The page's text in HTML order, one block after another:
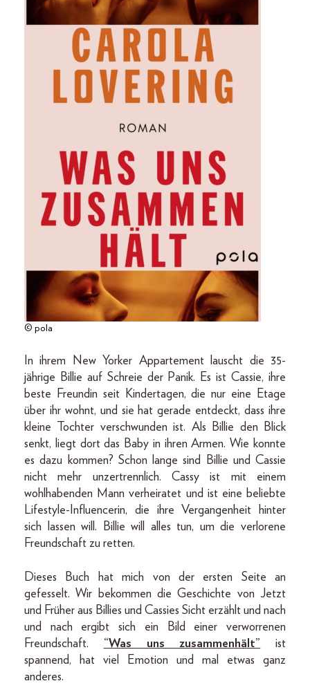
© pola
In ihrem New Yorker Appartement lauscht die 35-
jährige Billie auf Schreie der Panik. Es ist Cassie, ihre
beste Freundin seit Kindertagen, die nur eine Etage
über ihr wohnt, und sie hat gerade entdeckt, dass ihre
kleine Tochter verschwunden ist. Als Billie den Blick
senkt, liegt dort das Baby in ihren Armen. Wie konnte
es dazu kommen? Schon lange sind Billie und Cassie
nicht mehr unzertrennlich. Cassy ist mit einem
wohlhabenden Mann verheiratet und ist eine beliebte
Lifestyle-Influencerin, die ihre Vergangenheit hinter
sich lassen will. Billie will alles tun, um die verlorene
Freundschaft zu retten.
Dieses Buch hat mich von der ersten Seite an
gefesselt. Wir bekommen die Geschichte von Jetzt
und Früher aus Billies und Cassies Sicht erzählt und nach
und nach ergibt sich ein Bild einer verworrenen
Freundschaft. “Was uns zusammenhält” ist
spannend, hat viel Emotion und mal etwas ganz
anderes.